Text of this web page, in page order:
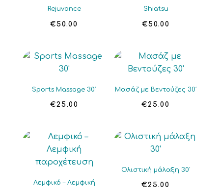
Rejuvance
€50.00
Shiatsu
€50.00
Sports Massage 30′
€25.00
Μασάζ με Βεντούζες 30′
€25.00
Λεμφικό – Λεμφική
Ολιστική μάλαξη 30′
€25.00